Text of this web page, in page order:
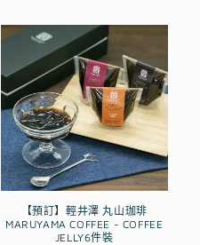
【預訂】輕井澤 丸山珈琲
MARUYAMA COFFEE - COFFEE
JELLY6件裝